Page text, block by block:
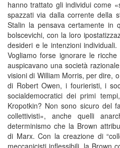
hanno trattato gli individui come
spazzati via dalla corrente della
Stalin la pensava certamente in
bolscevichi, con la loro
desideri e le intenzioni
Vogliamo forse ignorare le
auspicavano una società
visioni di William Morris, per dire,
di Robert Owen, i fourieristi, i
socialdemocratici dei primi
Kropotkin? Non sono sicuro del
collettivisti», anche quelli
determinismo che la Brown
di Marx. Con la creazione di